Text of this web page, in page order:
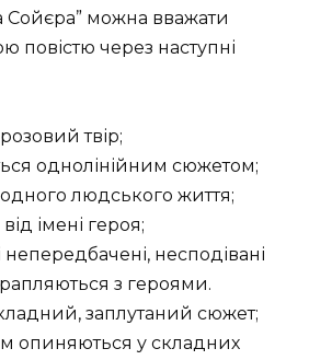
Сойєра” можна вважати
повістю через наступні
твір;
однолінійним сюжетом;
одного людського життя;
імені героя;
несподівані
з героями.
заплутаний сюжет;
опиняються у складних